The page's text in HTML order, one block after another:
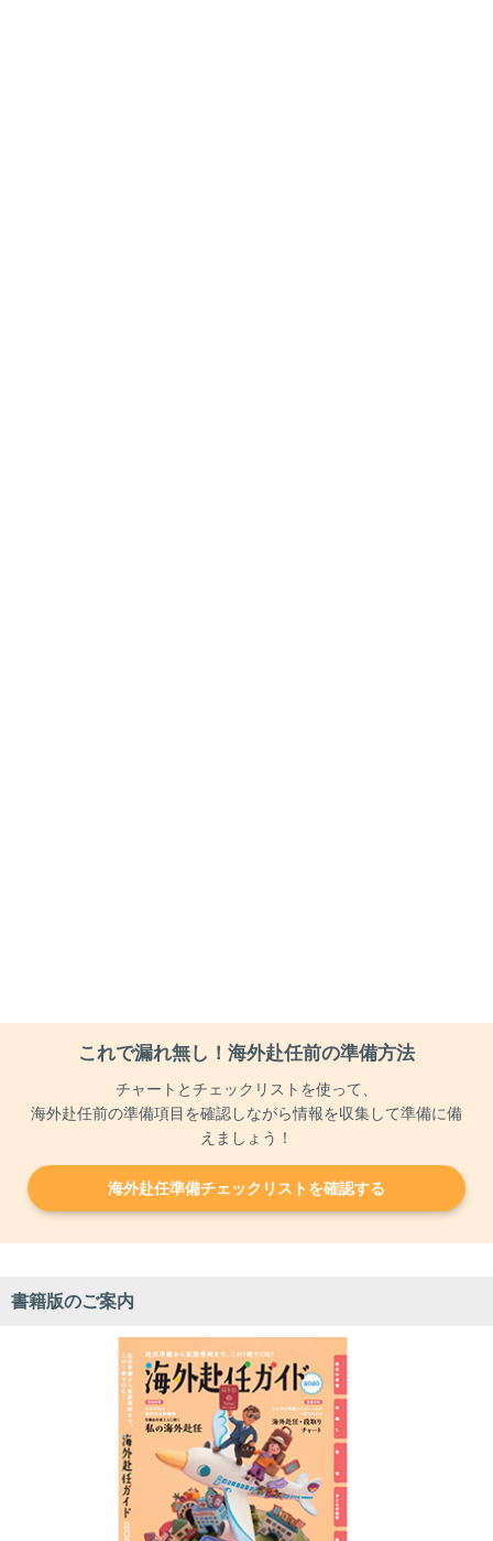
これで漏れ無し！海外赴任前の準備方法
チャートとチェックリストを使って、
海外赴任前の準備項目を確認しながら情報を収集して準備に備
えましょう！
海外赴任準備チェックリストを確認する
書籍版のご案内